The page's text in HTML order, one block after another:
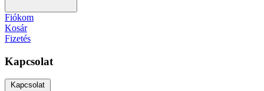
Fiókom
Kosár
Fizetés
Kapcsolat
Kapcsolat